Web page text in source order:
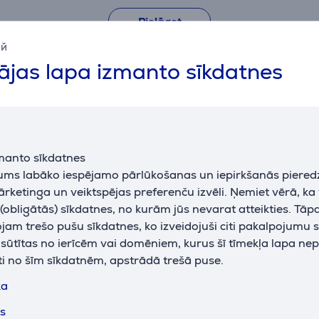
lapa izmanto sīkdatnes
sīkdatnes
labāko iespējamo pārlūkošanas un iepirkšanās
un veiktspējas preferenču izvēli. Ņemiet vērā,
sīkdatnes, no kurām jūs nevarat atteikties.
trešo pušu sīkdatnes, ko izveidojuši citi pakalpojumu
sūtītas no ierīcēm vai domēniem, kurus šī tīmekļa lapa
no šīm sīkdatnēm, apstrādā trešā puse.
Pielāgot
Apraksts
Pro,
zelta -